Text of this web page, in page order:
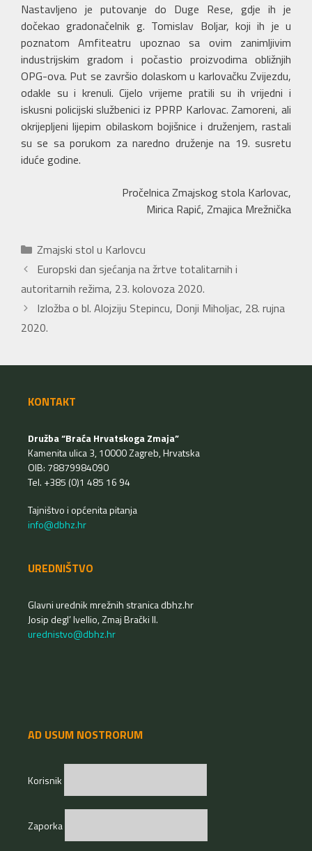
Nastavljeno je putovanje do Duge Rese, gdje ih je
dočekao gradonačelnik g. Tomislav Boljar, koji ih je u
poznatom Amfiteatru upoznao sa ovim zanimljivim
industrijskim gradom i počastio proizvodima obližnjih
OPG-ova. Put se završio dolaskom u karlovačku Zvijezdu,
odakle su i krenuli. Cijelo vrijeme pratili su ih vrijedni i
iskusni policijski službenici iz PPRP Karlovac. Zamoreni, ali
okrijepljeni lijepim obilaskom bojišnice i druženjem, rastali
su se sa porukom za naredno druženje na 19. susretu
iduće godine.
Pročelnica Zmajskog stola Karlovac,
Mirica Rapić, Zmajica Mrežnička
Kategorije
Zmajski stol u Karlovcu
Europski dan sjećanja na žrtve totalitarnih i
autoritarnih režima, 23. kolovoza 2020.
Izložba o bl. Alojziju Stepincu, Donji Miholjac, 28. rujna
2020.
KONTAKT
Družba “Braća Hrvatskoga Zmaja”
Kamenita ulica 3, 10000 Zagreb, Hrvatska
OIB: 78879984090
Tel. +385 (0)1 485 16 94
Tajništvo i općenita pitanja
info@dbhz.hr
UREDNIŠTVO
Glavni urednik mrežnih stranica dbhz.hr
Josip degl’ Ivellio, Zmaj Brački II.
urednistvo@dbhz.hr
AD USUM NOSTRORUM
Korisnik
Zaporka